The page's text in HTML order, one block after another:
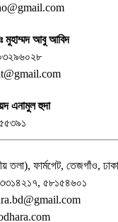
মুহাম্মদ আবু আবিদ
এনামুল হুদা
তলা), ফার্মগেট, তেজগাঁও,
৫৮১৫৪৬০১